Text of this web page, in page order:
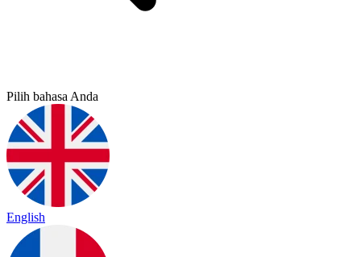
Pilih bahasa Anda
English